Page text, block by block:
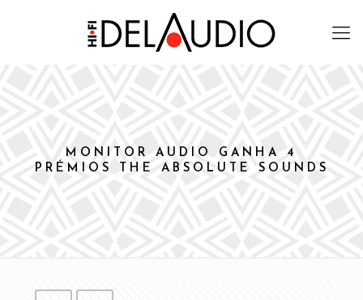
MONITOR AUDIO GANHA 4
PRÉMIOS THE ABSOLUTE SOUNDS